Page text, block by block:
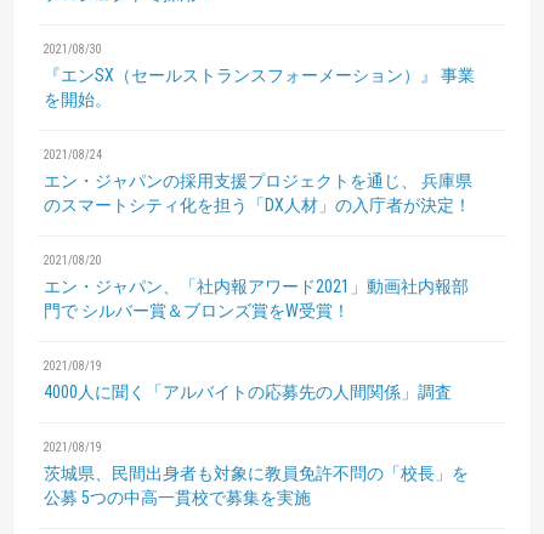
2021/08/30
『エンSX（セールストランスフォーメーション）』
事業
を開始。
2021/08/24
エン・ジャパンの採用支援プロジェクトを通じ、
兵庫県
のスマートシティ化を担う「DX人材」の入庁者が決定！
2021/08/20
エン・ジャパン、「社内報アワード2021」動画社内報部
門で シルバー賞＆ブロンズ賞をW受賞！
2021/08/19
4000人に聞く「アルバイトの応募先の人間関係」調査
2021/08/19
茨城県、民間出身者も対象に教員免許不問の「校長」を
公募 5つの中高一貫校で募集を実施